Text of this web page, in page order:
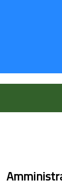
Regione